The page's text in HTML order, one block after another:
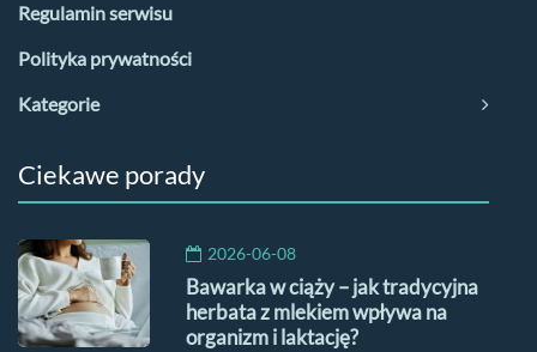
Regulamin serwisu
Polityka prywatności
Kategorie
Ciekawe porady
2026-06-08
Bawarka w ciąży – jak tradycyjna
herbata z mlekiem wpływa na
organizm i laktację?